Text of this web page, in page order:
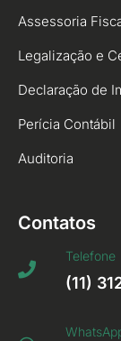
Assessoria
Legalização e
Declaração de
Perícia Contábil
Auditoria
Contatos
Telefone
(11)